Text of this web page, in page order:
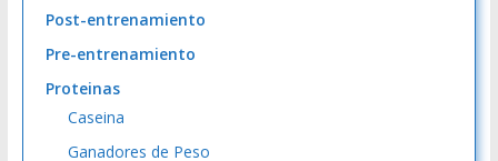
Post-entrenamiento
Pre-entrenamiento
Proteinas
Caseina
Ganadores de Peso